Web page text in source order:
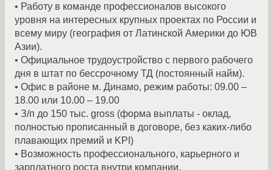
• Работу в команде профессионалов высокого
уровня на интересных крупных проектах по России и
всему миру (география от Латинской Америки до ЮВ
Азии).
• Официальное трудоустройство с первого рабочего
дня в штат по бессрочному ТД (постоянный найм).
• Офис в районе м. Динамо, режим работы: 09.00 –
18.00 или 10.00 – 19.00
• З/п до 150 тыс. gross (форма выплаты - оклад,
полностью прописанный в договоре, без каких-либо
плавающих премий и KPI)
• Возможность профессионального, карьерного и
зарплатного роста внутри компании.